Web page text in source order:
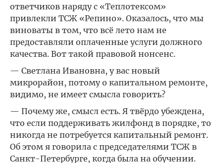
ответчиков наряду с «Теплотексом»
привлекли ТСЖ «Репино». Оказалось, что мы
виноваты в том, что всё лето нам не
предоставляли оплаченные услуги должного
качества. Вот такой правовой нонсенс.
— Светлана Ивановна, у вас новый
микрорайон, потому о капитальном ремонте,
видимо, не имеет смысла говорить?
— Почему же, смысл есть. Я твёрдо убеждена,
что если поддерживать жилфонд в порядке, то
никогда не потребуется капитальный ремонт.
Об этом я говорила с председателями ТСЖ в
Санкт-Петербурге, когда была на обучении.